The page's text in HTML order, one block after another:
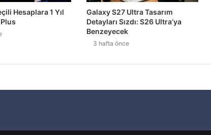
Ertelendi
Hesaplara 1 Yıl
Galaxy S27 Ultra Tasarım
Detayları Sızdı: S26 Ultra’ya
Benzeyecek
3 hafta önce